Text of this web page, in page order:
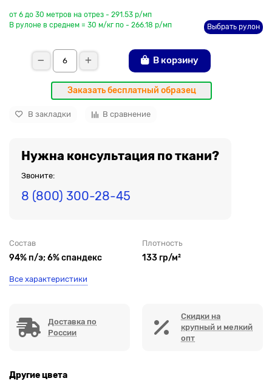
от 6 до 30 метров на отрез - 291.53 р/мп
В рулоне в среднем = 30 м/кг по - 266.18 р/мп
Выбрать рулон
В корзину
Заказать бесплатный образец
В закладки В сравнение
Нужна консультация по ткани?
Звоните:
8 (800) 300-28-45
Состав
94% п/э; 6% спандекс
Плотность
133 гр/м²
Все характеристики
Доставка по
России
Скидки на
крупный и мелкий
опт
Другие цвета